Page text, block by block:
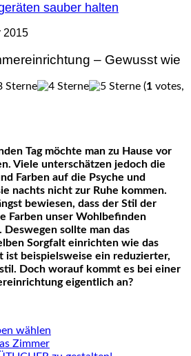
sauber halten
2015
– Gewusst wie
(1 votes,
Viele unterschätzen jedoch die
Farben auf die Psyche und
nachts nicht zur Ruhe kommen.
bewiesen, dass der Stil der
Farben unser Wohlbefinden
sollte man das
Sorgfalt einrichten wie das
ist beispielsweise ein reduzierter,
Doch worauf kommt es bei einer
eigentlich an?
wählen
Zimmer